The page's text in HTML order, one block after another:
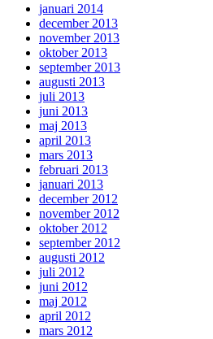
januari 2014
december 2013
november 2013
oktober 2013
september 2013
augusti 2013
juli 2013
juni 2013
maj 2013
april 2013
mars 2013
februari 2013
januari 2013
december 2012
november 2012
oktober 2012
september 2012
augusti 2012
juli 2012
juni 2012
maj 2012
april 2012
mars 2012